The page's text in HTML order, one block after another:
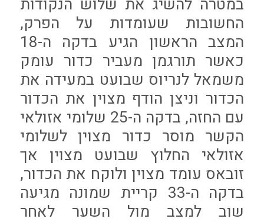
החשובות שעומדות על הפרק,
המצב הראשון הגיע בדקה ה-18
כאשר תורגמן מעביר כדור עומק
משמאל לנריוס שבועט במעידה את
הכדור וניצן הודף מצוין את הכדור
עם החזה, בדקה ה-25 שלומי אזולאי
הקשר מוסר כדור מצוין לשלומי
אזולאי החלוץ שבועט מצוין אך
זובאס עומד מצוין ולוקח את הכדור,
בדקה ה-33 קריית שמונה מגיעה
שוב למצב מול השער לאחר